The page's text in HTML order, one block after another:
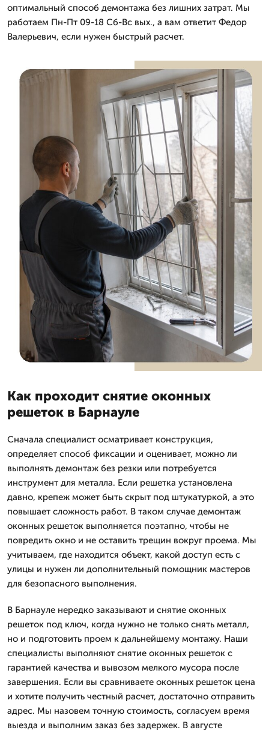
оптимальный способ демонтажа без лишних затрат. Мы
работаем Пн-Пт 09-18 Сб-Вс вых., а вам ответит Федор
Валерьевич, если нужен быстрый расчет.
Как проходит снятие оконных
решеток в Барнауле
Сначала специалист осматривает конструкция,
определяет способ фиксации и оценивает, можно ли
выполнять демонтаж без резки или потребуется
инструмент для металла. Если решетка установлена
давно, крепеж может быть скрыт под штукатуркой, а это
повышает сложность работ. В таком случае демонтаж
оконных решеток выполняется поэтапно, чтобы не
повредить окно и не оставить трещин вокруг проема. Мы
учитываем, где находится объект, какой доступ есть с
улицы и нужен ли дополнительный помощник мастеров
для безопасного выполнения.
В Барнауле нередко заказывают и снятие оконных
решеток под ключ, когда нужно не только снять металл,
но и подготовить проем к дальнейшему монтажу. Наши
специалисты выполняют снятие оконных решеток с
гарантией качества и вывозом мелкого мусора после
завершения. Если вы сравниваете оконных решеток цена
и хотите получить честный расчет, достаточно отправить
адрес. Мы назовем точную стоимость, согласуем время
выезда и выполним заказ без задержек. В августе